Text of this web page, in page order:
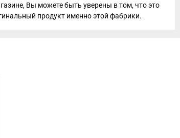
Вы можете быть уверены в том, что это
продукт именно этой фабрики.